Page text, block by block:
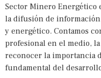
Sector Minero Energético
la difusión de
y energético. Contamos
profesional en el medio,
reconocer la importancia
fundamental del